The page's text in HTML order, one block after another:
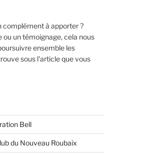
complément à apporter ?
un témoignage, cela nous
ensemble les
sous l'article que vous
Bell
du Nouveau Roubaix